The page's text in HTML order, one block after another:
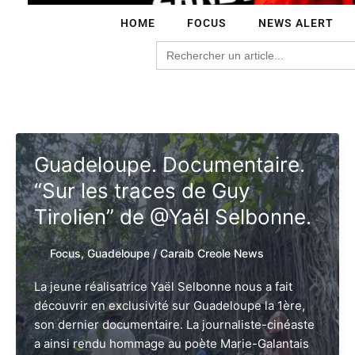
HOME FOCUS NEWS ALERT
Search
for:
Guadeloupe. Documentaire.
“Sur les traces de Guy
Tirolien” de @Yaël Selbonne.
Focus,Guadeloupe/Caraib Creole News
La jeune réalisatrice Yaël Selbonne nous a fait
découvrir en exclusivité sur Guadeloupe la 1ère,
son dernier documentaire. La journaliste-cinéaste
a ainsi rendu hommage au poète Marie-Galantais